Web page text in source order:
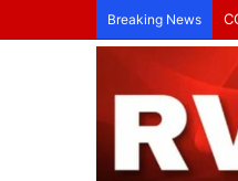
Breaking News